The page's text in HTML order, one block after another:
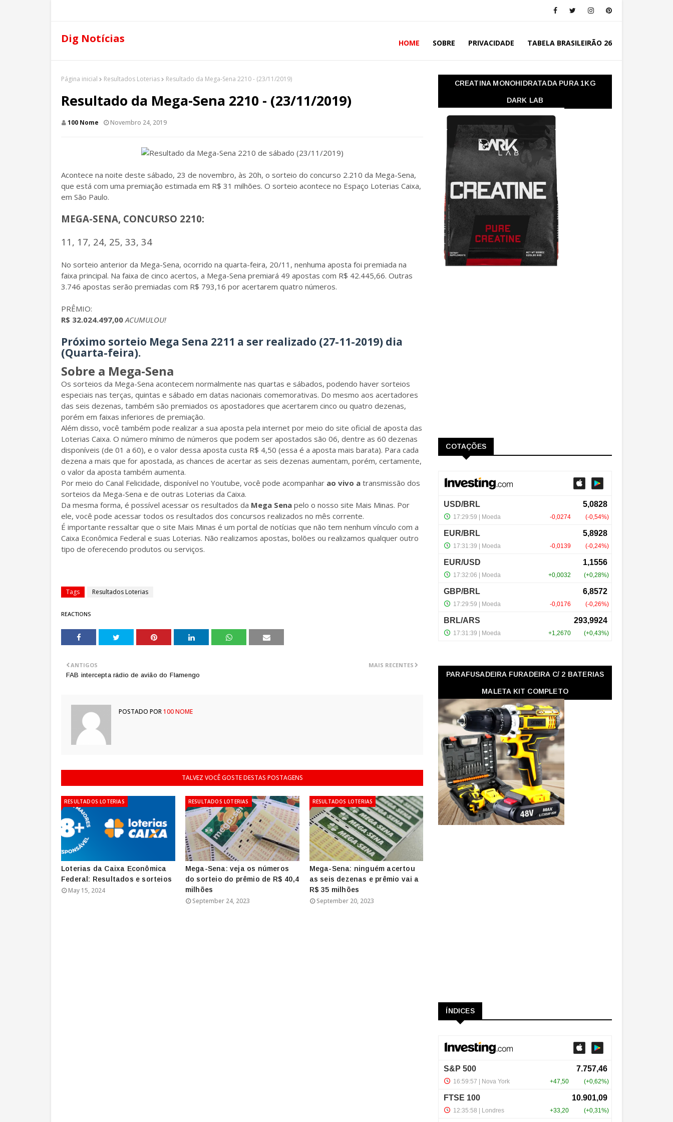
Dig Notícias HOME SOBRE PRIVACIDADE TABELA BRASILEIRÃO 26
Página inicial Resultados Loterias Resultado da Mega-Sena 2210 - (23/11/2019)
Resultado da Mega-Sena 2210 - (23/11/2019)
100 Nome Novembro 24, 2019
Acontece na noite deste sábado, 23 de novembro, às 20h, o sorteio do concurso 2.210 da Mega-Sena,
que está com uma premiação estimada em R$ 31 milhões. O sorteio acontece no Espaço Loterias Caixa,
em São Paulo.
MEGA-SENA, CONCURSO 2210:
11, 17, 24, 25, 33, 34
No sorteio anterior da Mega-Sena, ocorrido na quarta-feira, 20/11, nenhuma aposta foi premiada na
faixa principal. Na faixa de cinco acertos, a Mega-Sena premiará 49 apostas com R$ 42.445,66. Outras
3.746 apostas serão premiadas com R$ 793,16 por acertarem quatro números.
PRÊMIO:
R$ 32.024.497,00 ACUMULOU!
Próximo sorteio Mega Sena 2211 a ser realizado (27-11-2019) dia
(Quarta-feira).
Sobre a Mega-Sena
Os sorteios da Mega-Sena acontecem normalmente nas quartas e sábados, podendo haver sorteios
especiais nas terças, quintas e sábado em datas nacionais comemorativas. Do mesmo aos acertadores
das seis dezenas, também são premiados os apostadores que acertarem cinco ou quatro dezenas,
porém em faixas inferiores de premiação.
Além disso, você também pode realizar a sua aposta pela internet por meio do site oficial de aposta das
Loterias Caixa. O número mínimo de números que podem ser apostados são 06, dentre as 60 dezenas
disponíveis (de 01 a 60), e o valor dessa aposta custa R$ 4,50 (essa é a aposta mais barata). Para cada
dezena a mais que for apostada, as chances de acertar as seis dezenas aumentam, porém, certamente,
o valor da aposta também aumenta.
Por meio do Canal Felicidade, disponível no Youtube, você pode acompanhar ao vivo a transmissão dos
sorteios da Mega-Sena e de outras Loterias da Caixa.
Da mesma forma, é possível acessar os resultados da Mega Sena pelo o nosso site Mais Minas. Por
ele, você pode acessar todos os resultados dos concursos realizados no mês corrente.
É importante ressaltar que o site Mais Minas é um portal de notícias que não tem nenhum vínculo com a
Caixa Econômica Federal e suas Loterias. Não realizamos apostas, bolões ou realizamos qualquer outro
tipo de oferecendo produtos ou serviços.
Tags Resultados Loterias
REACTIONS
MAIS RECENTES
ANTIGOS
FAB intercepta rádio de avião do Flamengo
POSTADO POR100 NOME
TALVEZ VOCÊ GOSTE DESTAS POSTAGENS
RESULTADOS LOTERIAS
Loterias da Caixa Econômica
Federal: Resultados e sorteios
May 15, 2024
RESULTADOS LOTERIAS
Mega-Sena: veja os números
do sorteio do prêmio de R$ 40,4
milhões
September 24, 2023
RESULTADOS LOTERIAS
Mega-Sena: ninguém acertou
as seis dezenas e prêmio vai a
R$ 35 milhões
September 20, 2023
CREATINA MONOHIDRATADA PURA 1KG
DARK LAB
COTAÇÕES
PARAFUSADEIRA FURADEIRA C/ 2 BATERIAS
MALETA KIT COMPLETO
ÍNDICES